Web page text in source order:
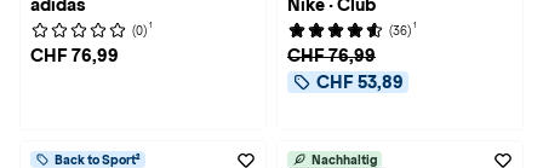
adidas
(0) 1
CHF 76,99
Nike · Club
(36) 1
CHF 76,99
CHF 53,89
Back to Sport²
Nachhaltig